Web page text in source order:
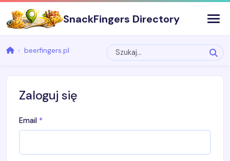
SnackFingers Directory
beerfingers.pl
Zaloguj się
Email *